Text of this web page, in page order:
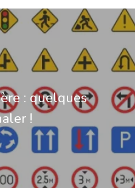
: quelques
!